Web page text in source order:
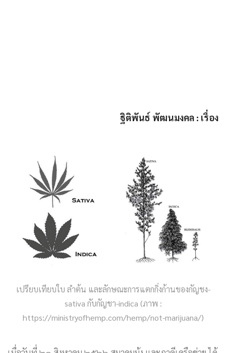
ฐิติพันธ์ พัฒนมงคล : เรื่อง
เปรียบเทียบใบ ลำต้น และลักษณะการแตกกิ่งก้านของกัญชง-
sativa กับกัญชา-indica (ภาพ :
https://ministryofhemp.com/hemp/not-marijuana/)